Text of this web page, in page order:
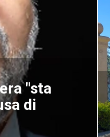
"sta
di